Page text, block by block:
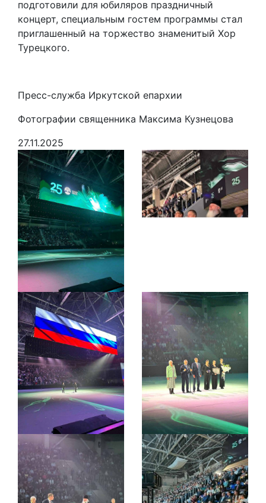
подготовили для юбиляров праздничный
концерт, специальным гостем программы стал
приглашенный на торжество знаменитый Хор
Турецкого.
Пресс-служба Иркутской епархии
Фотографии священника Максима Кузнецова
27.11.2025